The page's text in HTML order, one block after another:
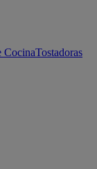
CocinaTostadoras